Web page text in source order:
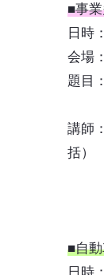
■事
日時
会場
題目
講師
括）
奥
■自